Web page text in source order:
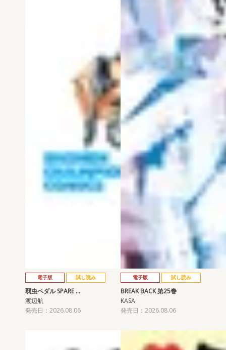
電子版 試し読み
弱虫ペダル SPARE …
渡辺航
発売日：2026.08.06
電子版 試し読み
BREAK BACK 第25巻
KASA
発売日：2026.08.06